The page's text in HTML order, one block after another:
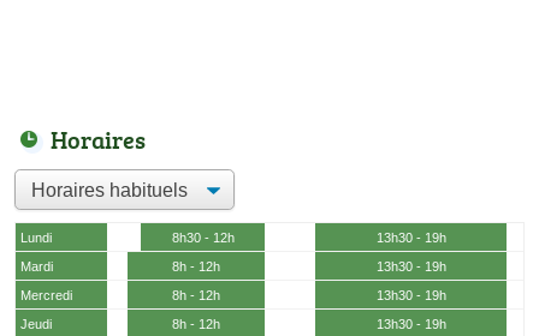
Horaires
Lundi 8h30 - 12h
13h30 - 19h
Mardi
8h - 12h
13h30 - 19h
Mercredi
8h - 12h
13h30 - 19h
Jeudi
8h - 12h
13h30 - 19h